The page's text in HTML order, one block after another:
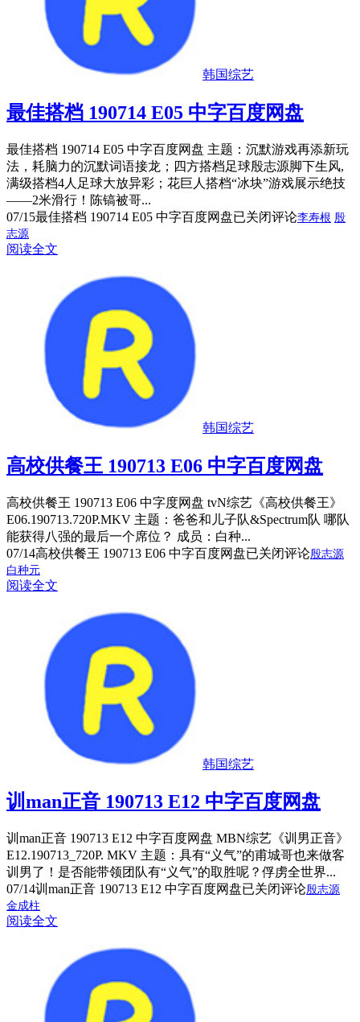
韩国综艺
最佳搭档 190714 E05 中字百度网盘
最佳搭档 190714 E05 中字百度网盘 主题：沉默游戏再添新玩
法，耗脑力的沉默词语接龙；四方搭档足球殷志源脚下生风,
满级搭档4人足球大放异彩；花巨人搭档“冰块”游戏展示绝技
——2米滑行！陈镐被哥...
07/15最佳搭档 190714 E05 中字百度网盘已关闭评论李寿根 殷
志源
阅读全文
韩国综艺
高校供餐王 190713 E06 中字百度网盘
高校供餐王 190713 E06 中字度网盘 tvN综艺《高校供餐王》
E06.190713.720P.MKV 主题：爸爸和儿子队&Spectrum队 哪队
能获得八强的最后一个席位？ 成员：白种...
07/14高校供餐王 190713 E06 中字百度网盘已关闭评论殷志源
白种元
阅读全文
韩国综艺
训man正音 190713 E12 中字百度网盘
训man正音 190713 E12 中字百度网盘 MBN综艺《训男正音》
E12.190713_720P. MKV 主题：具有“义气”的甫城哥也来做客
训男了！是否能带领团队有“义气”的取胜呢？俘虏全世界...
07/14训man正音 190713 E12 中字百度网盘已关闭评论殷志源
金成柱
阅读全文